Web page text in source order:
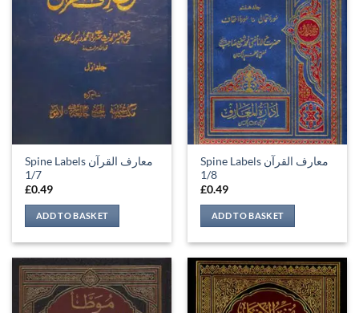
Spine Labels معارف القرآن
1/7
£0.49
ADD TO BASKET
Spine Labels معارف القرآن
1/8
£0.49
ADD TO BASKET